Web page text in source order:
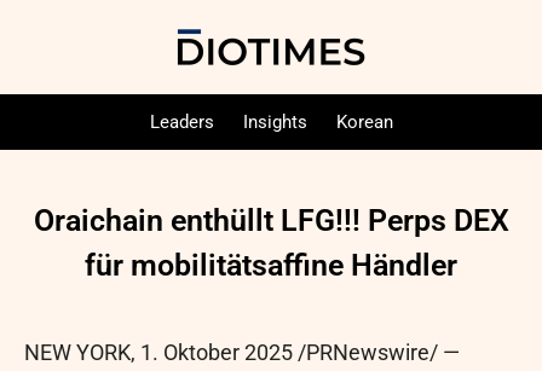
Leaders Insights Korean
Oraichain enthüllt LFG!!! Perps DEX
für mobilitätsaffine Händler
NEW YORK, 1. Oktober 2025 /PRNewswire/ —